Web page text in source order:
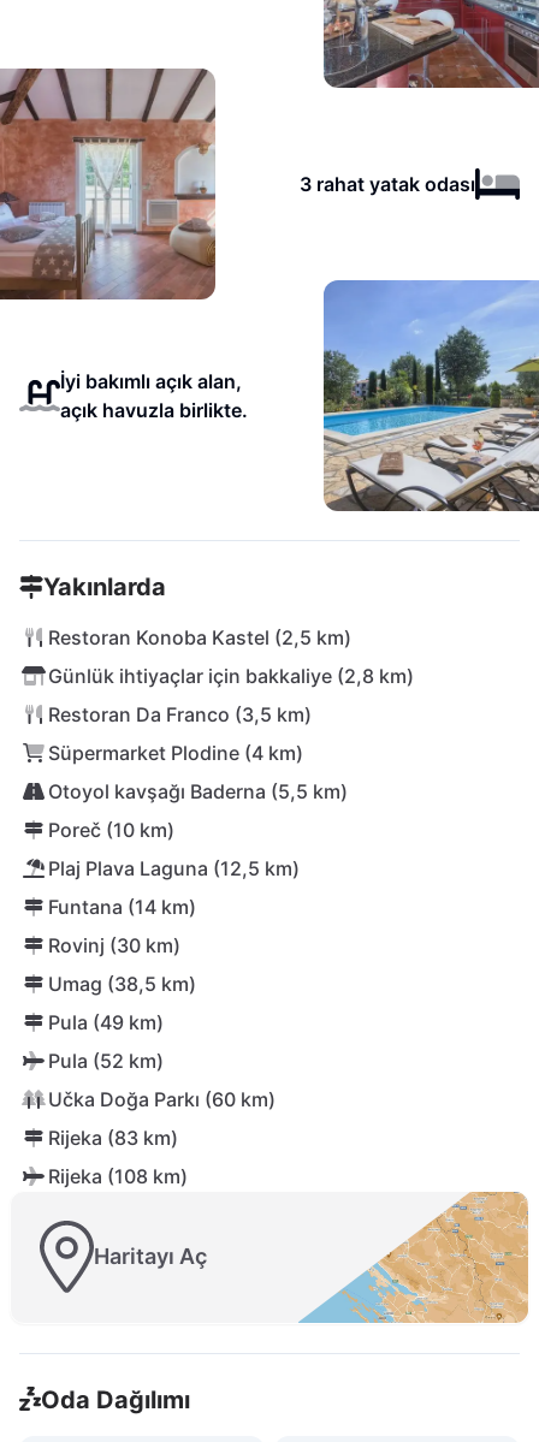
3 rahat yatak odası
İyi bakımlı açık alan,
açık havuzla birlikte.
Yakınlarda
Restoran Konoba Kastel (2,5 km)
Günlük ihtiyaçlar için bakkaliye (2,8 km)
Restoran Da Franco (3,5 km)
Süpermarket Plodine (4 km)
Otoyol kavşağı Baderna (5,5 km)
Poreč (10 km)
Plaj Plava Laguna (12,5 km)
Funtana (14 km)
Rovinj (30 km)
Umag (38,5 km)
Pula (49 km)
Pula (52 km)
Učka Doğa Parkı (60 km)
Rijeka (83 km)
Rijeka (108 km)
Haritayı Aç
Oda Dağılımı